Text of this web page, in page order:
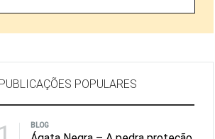
Pesquisar
PUBLICAÇÕES POPULARES
1 BLOG